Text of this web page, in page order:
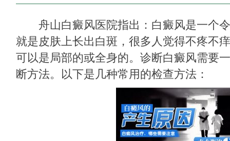
舟山白癜风医院指出：白癜风是一个
就是皮肤上长出白斑，很多人觉得不疼不
可以是局部的或全身的。诊断白癜风需要
断方法。以下是几种常用的检查方法：